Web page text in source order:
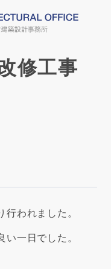
修工事
行われました。
い一日でした。